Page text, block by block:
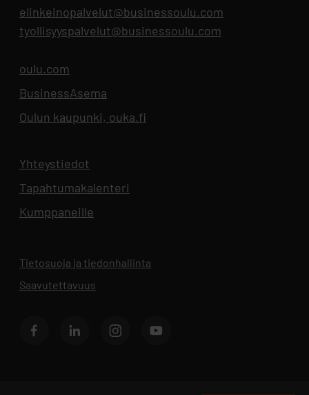
elinkeinopalvelut@businessoulu.com
tyollisyyspalvelut@businessoulu.com
oulu.com
BusinessAsema
Oulun kaupunki, ouka.fi
Yhteystiedot
Tapahtumakalenteri
Kumppaneille
Tietosuoja ja tiedonhallinta
Saavutettavuus
FacebookLinkedIn InstagramYoutube